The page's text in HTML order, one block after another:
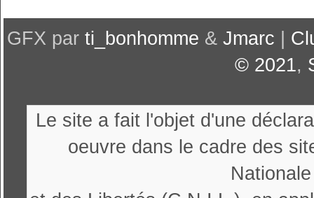
GFX par ti_bonhomme & Jmarc
© 2021,
Le site a fait l'objet d'une
oeuvre dans le cadre des